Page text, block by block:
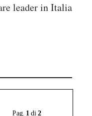
leader in Italia